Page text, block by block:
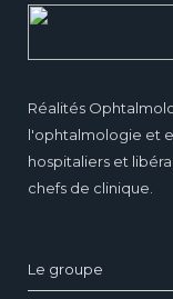
Réalités
l'ophtalmologie et
hospitaliers et
chefs de clinique.
Le groupe